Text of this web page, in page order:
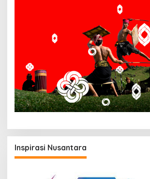
Inspirasi Nusantara